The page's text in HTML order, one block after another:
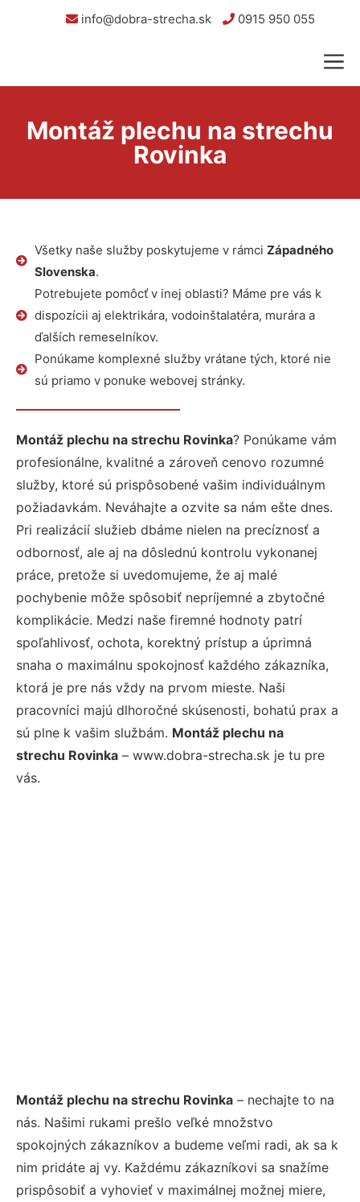
info@dobra-strecha.sk 0915 950 055
Montáž plechu na strechu
Rovinka
Všetky naše služby poskytujeme v rámci Západného
Slovenska.
Potrebujete pomôcť v inej oblasti? Máme pre vás k
dispozícii aj elektrikára, vodoinštalatéra, murára a
ďalších remeselníkov.
Ponúkame komplexné služby vrátane tých, ktoré nie
sú priamo v ponuke webovej stránky.
Montáž plechu na strechu Rovinka? Ponúkame vám
profesionálne, kvalitné a zároveň cenovo rozumné
služby, ktoré sú prispôsobené vašim individuálnym
požiadavkám. Neváhajte a ozvite sa nám ešte dnes.
Pri realizácií služieb dbáme nielen na precíznosť a
odbornosť, ale aj na dôslednú kontrolu vykonanej
práce, pretože si uvedomujeme, že aj malé
pochybenie môže spôsobiť nepríjemné a zbytočné
komplikácie. Medzi naše firemné hodnoty patrí
spoľahlivosť, ochota, korektný prístup a úprimná
snaha o maximálnu spokojnosť každého zákazníka,
ktorá je pre nás vždy na prvom mieste. Naši
pracovníci majú dlhoročné skúsenosti, bohatú prax a
sú plne k vašim službám. Montáž plechu na
strechu Rovinka – www.dobra-strecha.sk je tu pre
vás.
Montáž plechu na strechu Rovinka – nechajte to na
nás. Našimi rukami prešlo veľké množstvo
spokojných zákazníkov a budeme veľmi radi, ak sa k
nim pridáte aj vy. Každému zákazníkovi sa snažíme
prispôsobiť a vyhovieť v maximálnej možnej miere,